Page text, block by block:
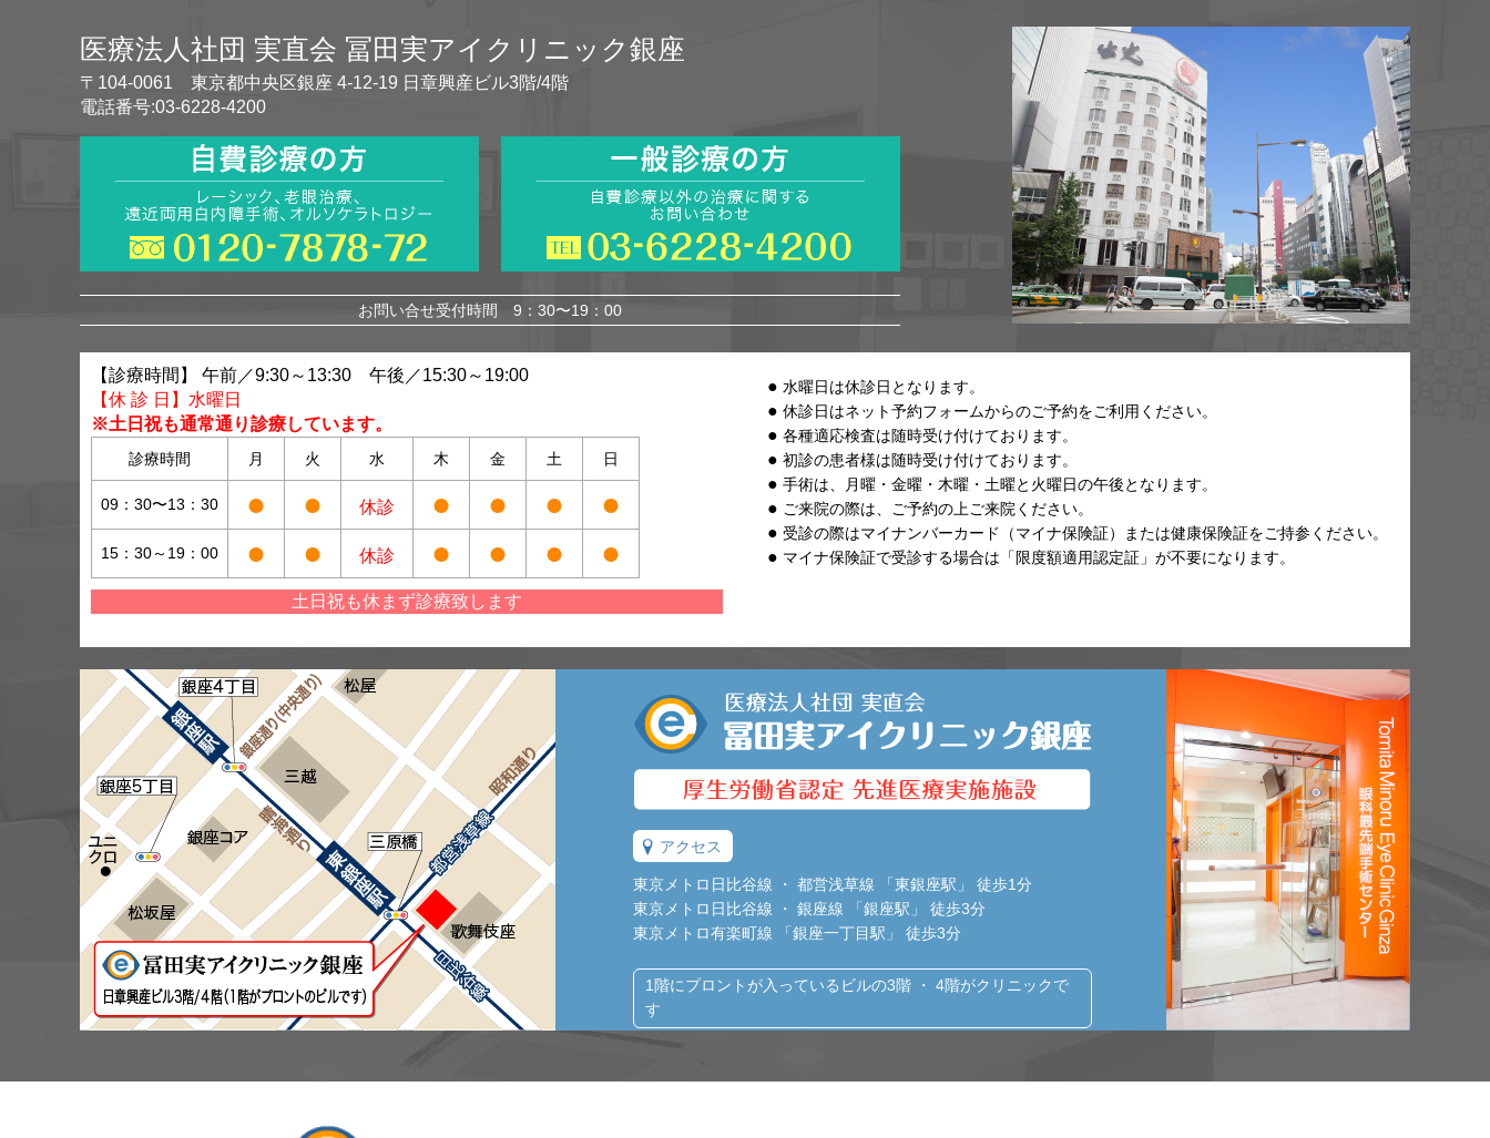
医療法人社団 実直会 冨田実アイクリニック銀座
〒104-0061 東京都中央区銀座 4-12-19 日章興産ビル3階/4階
電話番号:03-6228-4200
お問い合せ受付時間 9：30〜19：00
【診療時間】 午前／9:30～13:30 午後／15:30～19:00
【休 診 日】水曜日
※土日祝も通常通り診療しています。
診療時間 月 火 水 木 金 土 日
09：30〜13：30 ● ● 休診 ● ● ● ●
15：30～19：00 ● ● 休診 ● ● ● ●
土日祝も休まず診療致します
水曜日は休診日となります。
休診日はネット予約フォームからのご予約をご利用ください。
各種適応検査は随時受け付けております。
初診の患者様は随時受け付けております。
手術は、月曜・金曜・木曜・土曜と火曜日の午後となります。
ご来院の際は、ご予約の上ご来院ください。
受診の際はマイナンバーカード（マイナ保険証）または健康保険証をご持参ください。
マイナ保険証で受診する場合は「限度額適用認定証」が不要になります。
アクセス
東京メトロ日比谷線 ・ 都営浅草線 「東銀座駅」 徒歩1分
東京メトロ日比谷線 ・ 銀座線 「銀座駅」 徒歩3分
東京メトロ有楽町線 「銀座一丁目駅」 徒歩3分
1階にプロントが入っているビルの3階 ・ 4階がクリニックで
す